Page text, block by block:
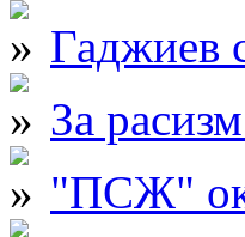
Гаджиев
За
"ПСЖ"